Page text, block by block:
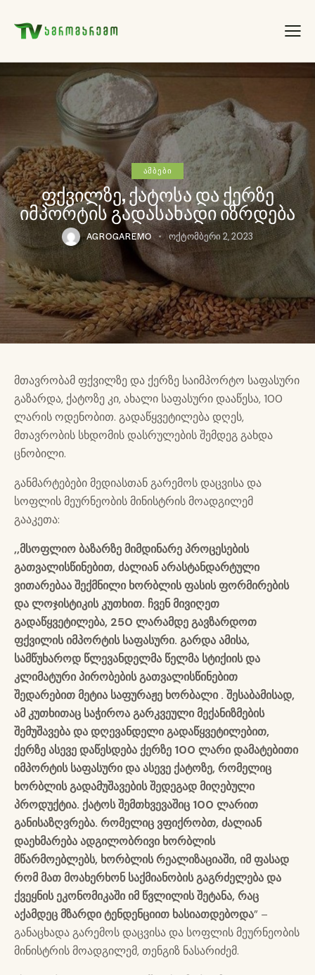
ᲐᲛᲑᲔᲑᲘ
ფქვილზე, ქატოსა და ქერზე
იმპორტის გადასახადი იზრდება
AGROGAREMO ოქტომბერი 2, 2023
მთავრობამ ფქვილზე და ქერზე საიმპორტო საფასური
გაზარდა, ქატოზე კი, ახალი საფასური დააწესა, 100
ლარის ოდენობით. გადაწყვეტილება დღეს,
მთავრობის სხდომის დასრულების შემდეგ გახდა
ცნობილი.
განმარტებები მედიასთან გარემოს დაცვისა და
სოფლის მეურნეობის მინისტრის მოადგილემ
გააკეთა:
,,მსოფლიო ბაზარზე მიმდინარე პროცესების
გათვალისწინებით, ძალიან არასტანდარტული
ვითარებაა შექმნილი ხორბლის ფასის ფორმირების
და ლოჯისტიკის კუთხით. ჩვენ მივიღეთ
გადაწყვეტილება, 250 ლარამდე გავზარდოთ
ფქვილის იმპორტის საფასური. გარდა ამისა,
სამწუხაროდ წლევანდელმა წელმა სტიქიის და
კლიმატური პირობების გათვალისწინებით
შედარებით მეტია საფურაჟე ხორბალი . შესაბამისად,
ამ კუთხითაც საჭიროა გარკვეული მექანიზმების
შემუშავება და დღევანდელი გადაწყვეტილებით,
ქერზე ასევე დაწესდება ქერზე 100 ლარი დამატებითი
იმპორტის საფასური და ასევე ქატოზე, რომელიც
ხორბლის გადამუშავების შედეგად მიღებული
პროდუქტია. ქატოს შემთხვევაშიც 100 ლარით
განისაზღვრება. რომელიც ვფიქრობთ, ძალიან
დაეხმარება ადგილობრივი ხორბლის
მწარმოებლებს, ხორბლის რეალიზაციაში, იმ ფასად
რომ მათ მოახერხონ საქმიანობის გაგრძელება და
ქვეყნის ეკონომიკაში იმ წვლილის შეტანა, რაც
აქამდეც მზარდი ტენდენციით ხასიათდებოდა” –
განაცხადა გარემოს დაცვისა და სოფლის მეურნეობის
მინისტრის მოადგილემ, თენგიზ ნასარიძემ.